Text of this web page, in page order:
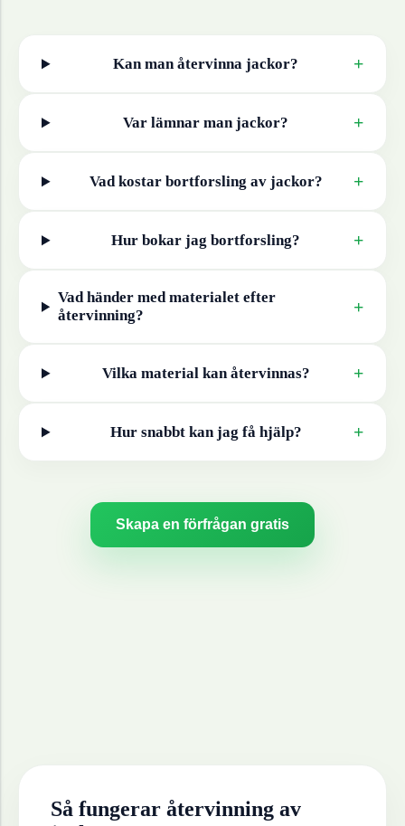
Kan man återvinna jackor? +
Var lämnar man jackor? +
Vad kostar bortforsling av jackor? +
Hur bokar jag bortforsling? +
Vad händer med materialet efter
återvinning?
+
Vilka material kan återvinnas? +
Hur snabbt kan jag få hjälp? +
Skapa en förfrågan gratis
Så fungerar återvinning av